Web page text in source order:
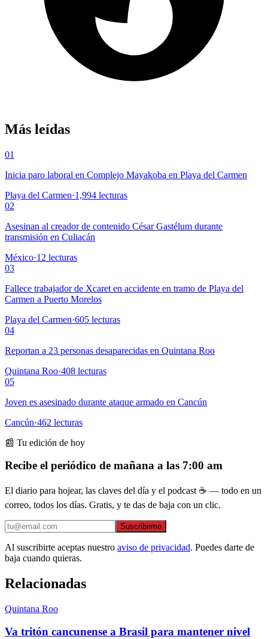
Más leídas
01
Inicia paro laboral en Complejo Mayakoba en Playa del Carmen
Playa del Carmen·1,994 lecturas
02
Asesinan al creador de contenido César Gastélum durante
transmisión en Culiacán
México·12 lecturas
03
Fallece trabajador de Xcaret en accidente en tramo de Playa del
Carmen a Puerto Morelos
Playa del Carmen·605 lecturas
04
Reportan a 23 personas desaparecidas en Quintana Roo
Quintana Roo·408 lecturas
05
Joven es asesinado durante ataque armado en Cancún
Cancún·462 lecturas
📰 Tu edición de hoy
Recibe el periódico de mañana a las 7:00 am
El diario para hojear, las claves del día y el podcast ☕ — todo en un
correo, todos los días. Gratis, y te das de baja con un clic.
Suscribirme
Al suscribirte aceptas nuestro aviso de privacidad. Puedes darte de
baja cuando quieras.
Relacionadas
Quintana Roo
Va tritón cancunense a Brasil para mantener nivel